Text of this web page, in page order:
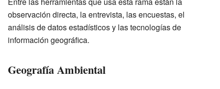
observación directa, la entrevista, las encuestas, el
análisis de datos estadísticos y las tecnologías de
información geográfica.
Geografía Ambiental